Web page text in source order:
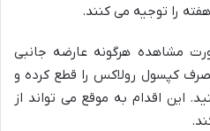
را توجیه می کنند.
مشاهده هرگونه عارضه جانبی
کپسول رولاکس را قطع کرده و
این اقدام به موقع می تواند از